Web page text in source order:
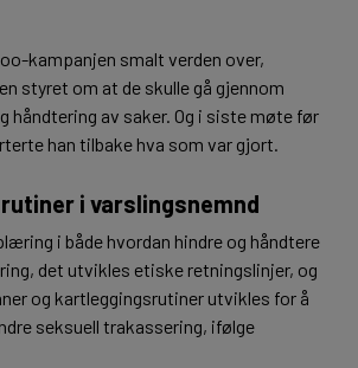
kampanjen smalt verden over,
styret om at de skulle gå gjennom
håndtering av saker. Og i siste møte før
han tilbake hva som var gjort.
i varslingsnemnd
i både hvordan hindre og håndtere
det utvikles etiske retningslinjer, og
og kartleggingsrutiner utvikles for å
seksuell trakassering, ifølge